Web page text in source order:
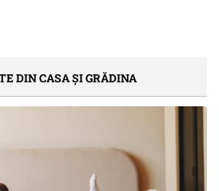
DIN CASA ȘI GRĂDINA